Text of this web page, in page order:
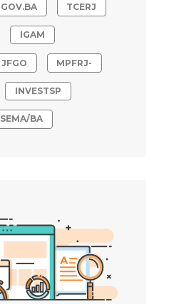
GOV.BA TCERJ
IGAM
JFGO MPFRJ-
INVESTSP
SEMA/BA